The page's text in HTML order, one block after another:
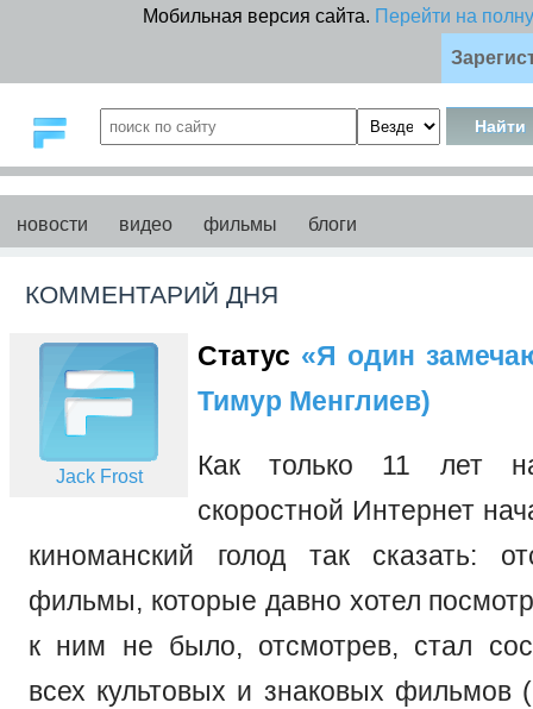
Мобильная версия сайта. Перейти на
новости видео фильмы блоги
КОММЕНТАРИЙ ДНЯ
Jack Frost
Статус «Я один
Тимур Менглиев)
Как только 11 лет
скоростной Интернет
киноманский голод так сказать:
фильмы, которые давно хотел
к ним не было, отсмотрев, стал
всех культовых и знаковых фильмов